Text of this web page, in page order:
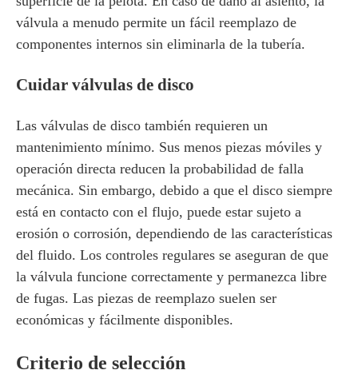
válvula a menudo permite un fácil reemplazo de
componentes internos sin eliminarla de la tubería.
Cuidar válvulas de disco
Las válvulas de disco también requieren un
mantenimiento mínimo. Sus menos piezas móviles y
operación directa reducen la probabilidad de falla
mecánica. Sin embargo, debido a que el disco siempre
está en contacto con el flujo, puede estar sujeto a
erosión o corrosión, dependiendo de las características
del fluido. Los controles regulares se aseguran de que
la válvula funcione correctamente y permanezca libre
de fugas. Las piezas de reemplazo suelen ser
económicas y fácilmente disponibles.
Criterio de selección